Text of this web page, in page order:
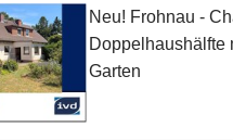
Neu! Frohnau -
Doppelhaushälfte
Garten